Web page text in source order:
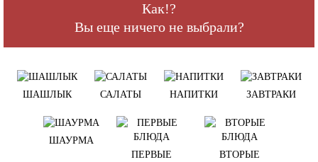
Как!?
Вы еще ничего не выбрали?
ШАШЛЫК САЛАТЫ НАПИТКИ ЗАВТРАКИ
ШАУРМА
ПЕРВЫЕ
ВТОРЫЕ